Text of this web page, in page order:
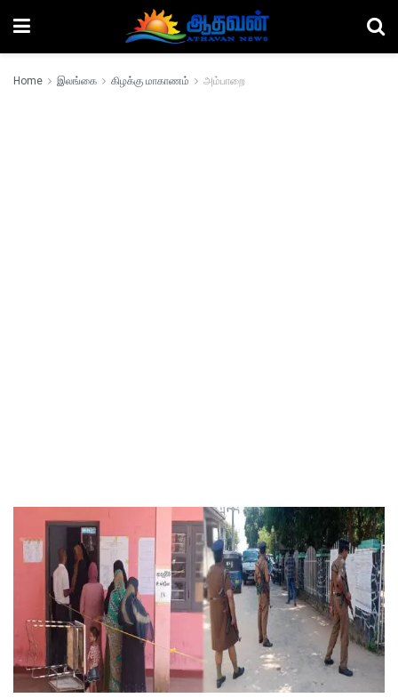
Home இலங்கை கிழக்கு மாகாணம் அம்பாறை